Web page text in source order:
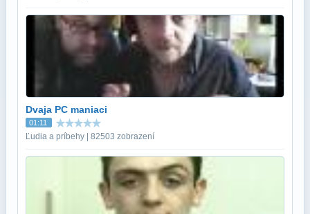
Dvaja PC maniaci
01:11
Ľudia a príbehy | 82503 zobrazení